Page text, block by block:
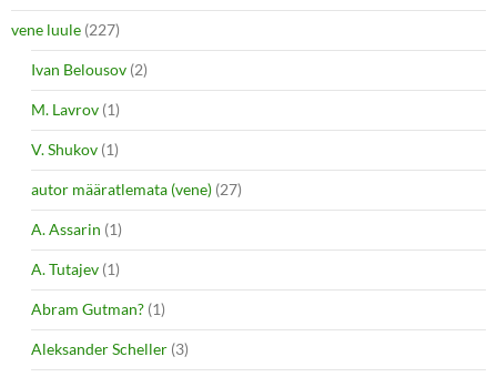
vene luule (227)
Ivan Belousov (2)
M. Lavrov (1)
V. Shukov (1)
autor määratlemata (vene) (27)
A. Assarin (1)
A. Tutajev (1)
Abram Gutman? (1)
Aleksander Scheller (3)